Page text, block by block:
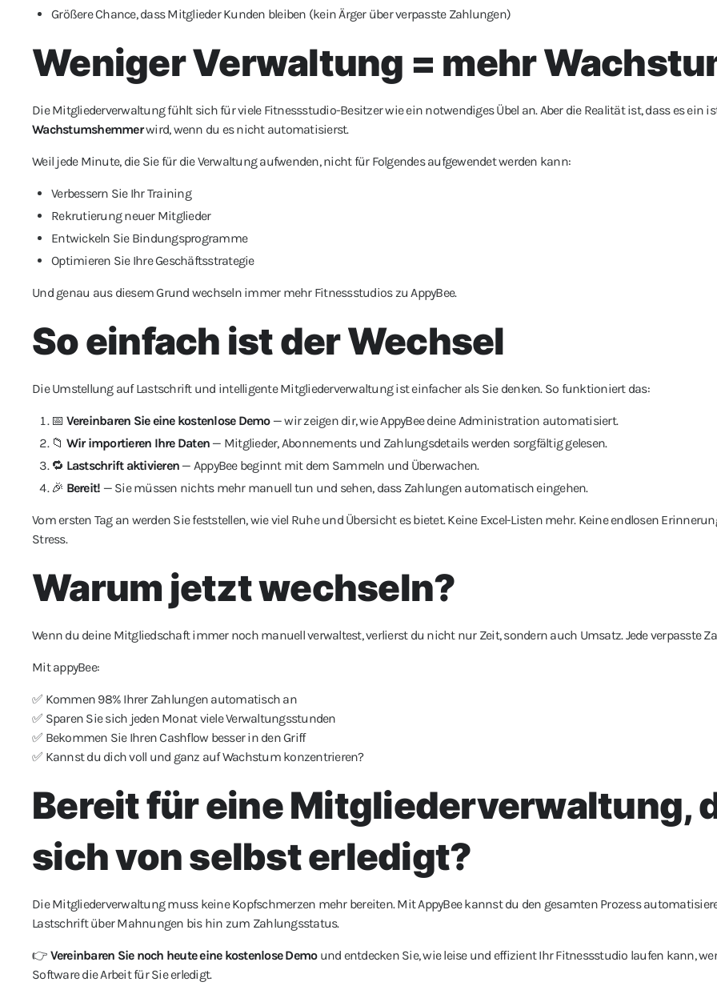
Größere Chance, dass Mitglieder Kunden bleiben (kein Ärger über verpasste Zahlungen)
Weniger Verwaltung = mehr
Die Mitgliederverwaltung fühlt sich für viele Fitnessstudio-Besitzer wie ein notwendiges Übel an. Aber die Realität ist, dass es ein
Wachstumshemmerwird, wenn du es nicht automatisierst.
Weil jede Minute, die Sie für die Verwaltung aufwenden, nicht für Folgendes aufgewendet werden kann:
Verbessern Sie Ihr Training
Rekrutierung neuer Mitglieder
Entwickeln Sie Bindungsprogramme
Optimieren Sie Ihre Geschäftsstrategie
Und genau aus diesem Grund wechseln immer mehr Fitnessstudios zu AppyBee.
So einfach ist der Wechsel
Die Umstellung auf Lastschrift und intelligente Mitgliederverwaltung ist einfacher als Sie denken. So funktioniert das:
📅 Vereinbaren Sie eine kostenlose Demo— wir zeigen dir, wie AppyBee deine Administration automatisiert.
📁 Wir importieren Ihre Daten — Mitglieder, Abonnements und Zahlungsdetails werden sorgfältig gelesen.
🔁 Lastschrift aktivieren — AppyBee beginnt mit dem Sammeln und Überwachen.
🎉 Bereit! — Sie müssen nichts mehr manuell tun und sehen, dass Zahlungen automatisch eingehen.
Vom ersten Tag an werden Sie feststellen, wie viel Ruhe und Übersicht es bietet. Keine Excel-Listen mehr. Keine endlosen
Stress.
Warum jetzt wechseln?
Wenn du deine Mitgliedschaft immer noch manuell verwaltest, verlierst du nicht nur Zeit, sondern auch Umsatz. Jede verpasste
Mit appyBee:
✅ Kommen 98% Ihrer Zahlungen automatisch an
✅ Sparen Sie sich jeden Monat viele Verwaltungsstunden
✅ Bekommen Sie Ihren Cashflow besser in den Griff
✅ Kannst du dich voll und ganz auf Wachstum konzentrieren?
Bereit für eine Mitgliederverwaltung,
sich von selbst erledigt?
Die Mitgliederverwaltung muss keine Kopfschmerzen mehr bereiten. Mit AppyBee kannst du den gesamten Prozess
Lastschrift über Mahnungen bis hin zum Zahlungsstatus.
👉 Vereinbaren Sie noch heute eine kostenlose Demound entdecken Sie, wie leise und effizient Ihr Fitnessstudio laufen kann,
Software die Arbeit für Sie erledigt.